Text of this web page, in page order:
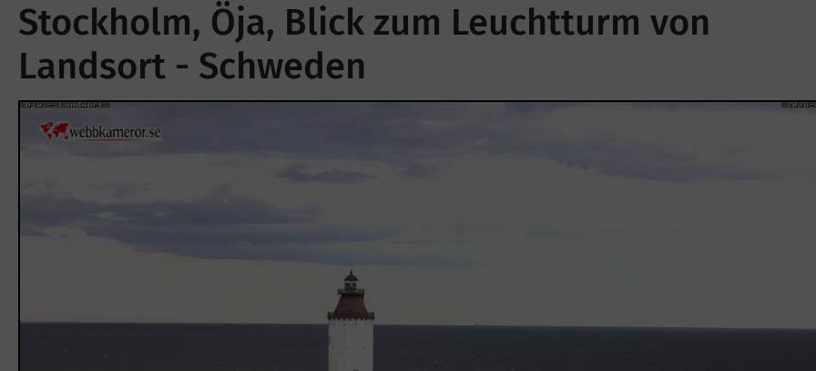
Stockholm, Öja, Blick zum Leuchtturm von
Landsort - Schweden